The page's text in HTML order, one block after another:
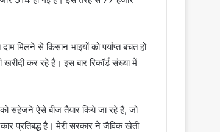
मिलने से किसान भाइयों को पर्याप्त बचत हो
कर रहे हैं। इस बार रिकॉर्ड संख्या में
सहेजने ऐसे बीज तैयार किये जा रहे हैं, जो
प्रतिबद्ध है। मेरी सरकार ने जैविक खेती